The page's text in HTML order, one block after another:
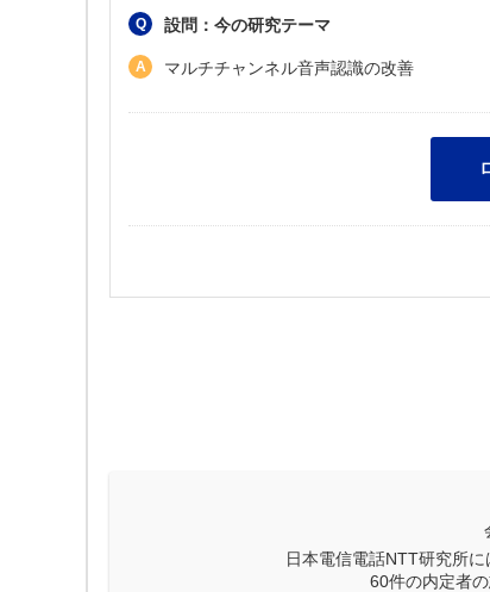
設問：今の研究テーマ
マルチチャンネル音声認識の改善
日本電信電話NTT研究所に
60件の内定者の